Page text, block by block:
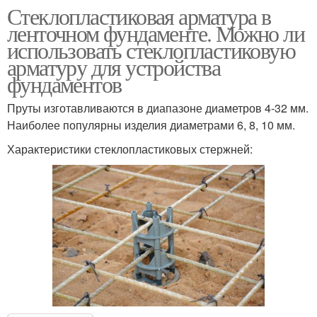
Стеклопластиковая арматура в
ленточном фундаменте. Можно ли
использовать стеклопластиковую
арматуру для устройства
фундаментов
Пруты изготавливаются в диапазоне диаметров 4-32 мм.
Наиболее популярны изделия диаметрами 6, 8, 10 мм.
Характеристики стеклопластиковых стержней: